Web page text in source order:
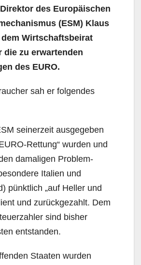
des Europäischen
(ESM) Klaus
Wirtschaftsbeirat
die zu erwartenden
des EURO.
sah er folgendes
seinerzeit ausgegeben
Rettung“ wurden und
damaligen Problem-
Italien und
pünktlich „auf Heller und
und zurückgezahlt. Dem
sind bisher
entstanden.
Staaten wurden